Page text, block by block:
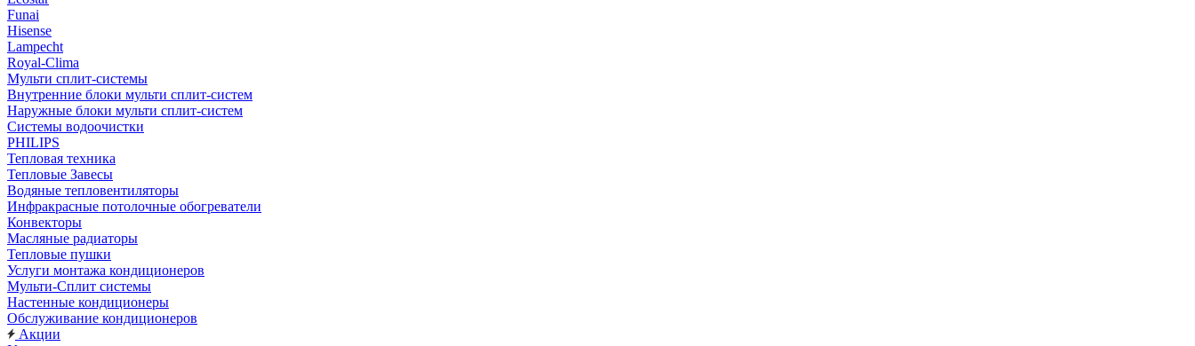
Funai
Hisense
Lampecht
Royal-Clima
Мульти сплит-системы
Внутренние блоки мульти сплит-систем
Наружные блоки мульти сплит-систем
Системы водоочистки
PHILIPS
Тепловая техника
Тепловые Завесы
Водяные тепловентиляторы
Инфракрасные потолочные обогреватели
Конвекторы
Масляные радиаторы
Тепловые пушки
Услуги монтажа кондиционеров
Мульти-Сплит системы
Настенные кондиционеры
Обслуживание кондиционеров
Акции